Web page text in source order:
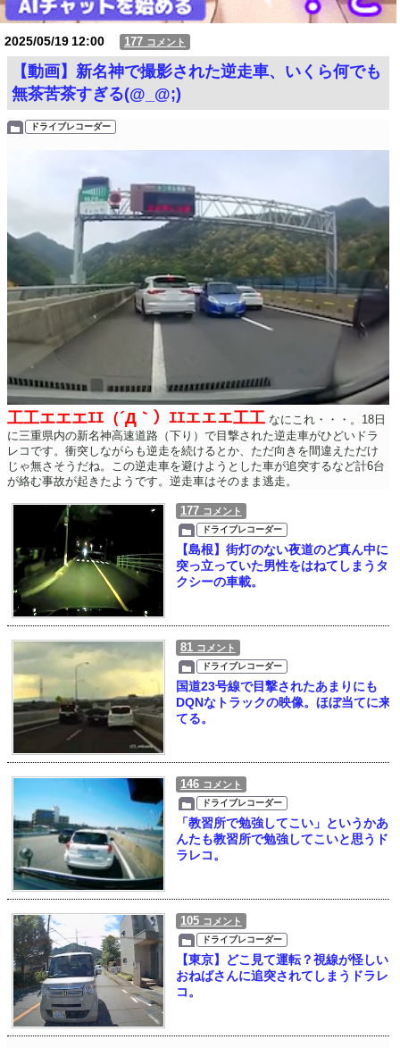
2025/05/1912:00 177 コメント
【動画】新名神で撮影された逆走車、いくら何でも
無茶苦茶すぎる(@_@;)
ドライブレコーダー
工工エエエｴｴ（´Д｀）ｴｴエエエ工工 なにこれ・・・。18日
に三重県内の新名神高速道路（下り）で目撃された逆走車がひどいドラ
レコです。衝突しながらも逆走を続けるとか、ただ向きを間違えただけ
じゃ無さそうだね。この逆走車を避けようとした車が追突するなど計6台
が絡む事故が起きたようです。逆走車はそのまま逃走。
177 コメント
ドライブレコーダー
【島根】街灯のない夜道のど真ん中に
突っ立っていた男性をはねてしまうタ
クシーの車載。
81 コメント
ドライブレコーダー
国道23号線で目撃されたあまりにも
DQNなトラックの映像。ほぼ当てに来
てる。
146 コメント
ドライブレコーダー
「教習所で勉強してこい」というかあ
んたも教習所で勉強してこいと思うド
ラレコ。
105 コメント
ドライブレコーダー
【東京】どこ見て運転？視線が怪しい
おねばさんに追突されてしまうドラレ
コ。